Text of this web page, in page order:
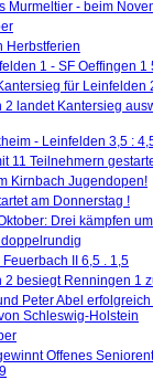
Murmeltier - beim
Herbstferien
1 - SF Oeffingen 1
für Leinfelden
2 landet Kantersieg
- Leinfelden 3,5 :
11 Teilnehmern
Kirnbach Jugendopen!
am Donnerstag !
Drei kämpfen
II 6,5 . 1,5
2 besiegt Renningen 1
Peter Abel
Schleswig-Holstein
Offenes